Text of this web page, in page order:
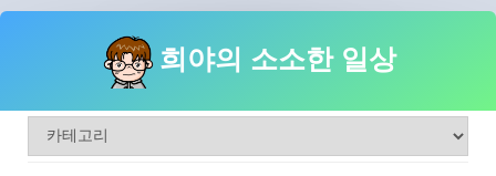
희야의 소소한 일상